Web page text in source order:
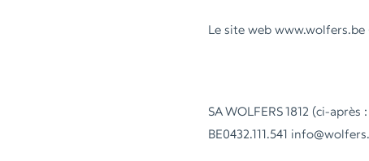
Le site webwww.wolfers.be
SA WOLFERS 1812 (ci-après
BE0432.111.541